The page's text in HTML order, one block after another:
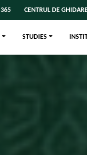
365 CENTRUL DE
STUDIES